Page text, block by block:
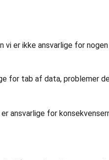
vi er ikke ansvarlige for
for tab af data, problemer
ansvarlige for